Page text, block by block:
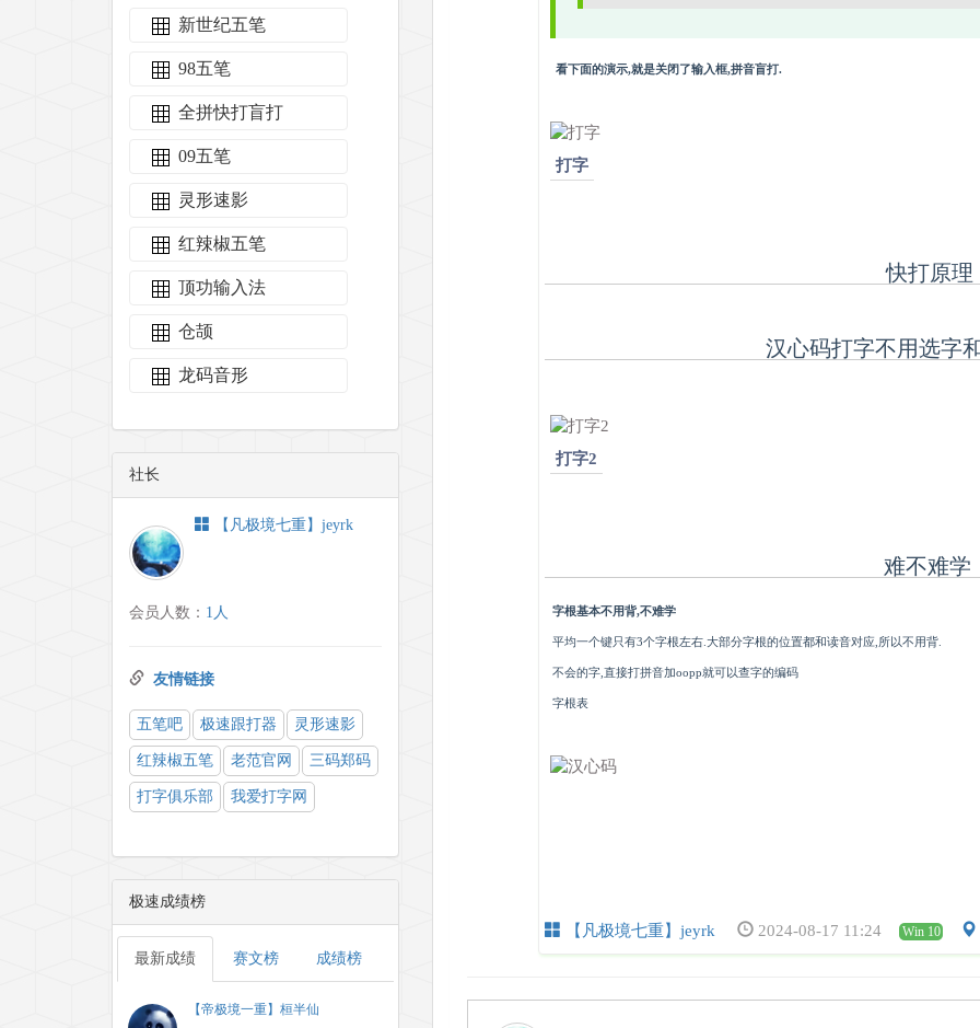
新世纪五笔
98五笔
全拼快打盲打
09五笔
灵形速影
红辣椒五笔
顶功输入法
仓颉
龙码音形
社长
【凡极境七重】jeyrk
会员人数： 1人
友情链接
五笔吧 极速跟打器 灵形速影
红辣椒五笔 老范官网 三码郑码
打字俱乐部 我爱打字网
极速成绩榜
最新成绩 赛文榜 成绩榜
【帝极境一重】桓半仙
看下面的演示,就是关闭了输入框,拼音盲打.
打字
快打原理
汉心码打字不用选字
打字2
难不难学
字根基本不用背,不难学
平均一个键只有3个字根左右.大部分字根的位置都和读音对应,所以不用背.
不会的字,直接打拼音加oopp就可以查字的编码
字根表
【凡极境七重】jeyrk 2024-08-17 11:24 Win 10